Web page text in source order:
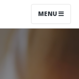
MENU